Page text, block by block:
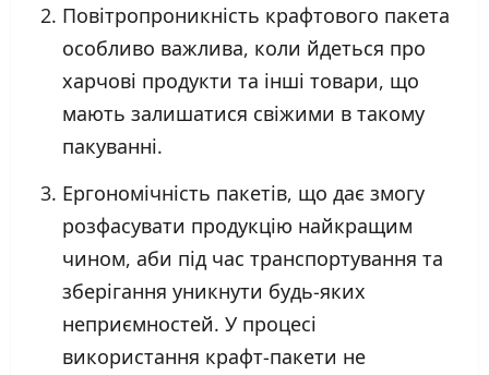
Повітропроникність крафтового пакета
особливо важлива, коли йдеться про
харчові продукти та інші товари, що
мають залишатися свіжими в такому
пакуванні.
Ергономічність пакетів, що дає змогу
розфасувати продукцію найкращим
чином, аби під час транспортування та
зберігання уникнути будь-яких
неприємностей. У процесі
використання крафт-пакети не